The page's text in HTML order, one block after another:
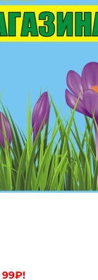
99₽!